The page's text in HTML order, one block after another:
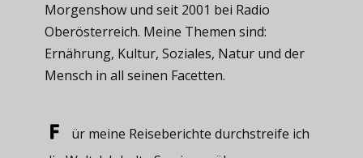
Morgenshow und seit 2001 bei Radio
Oberösterreich. Meine Themen sind:
Ernährung, Kultur, Soziales, Natur und der
Mensch in all seinen Facetten.
ür meine ​Reiseberichte durchstreife ich